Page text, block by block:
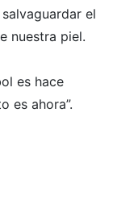
el
nuestra piel.
es hace
es ahora”.